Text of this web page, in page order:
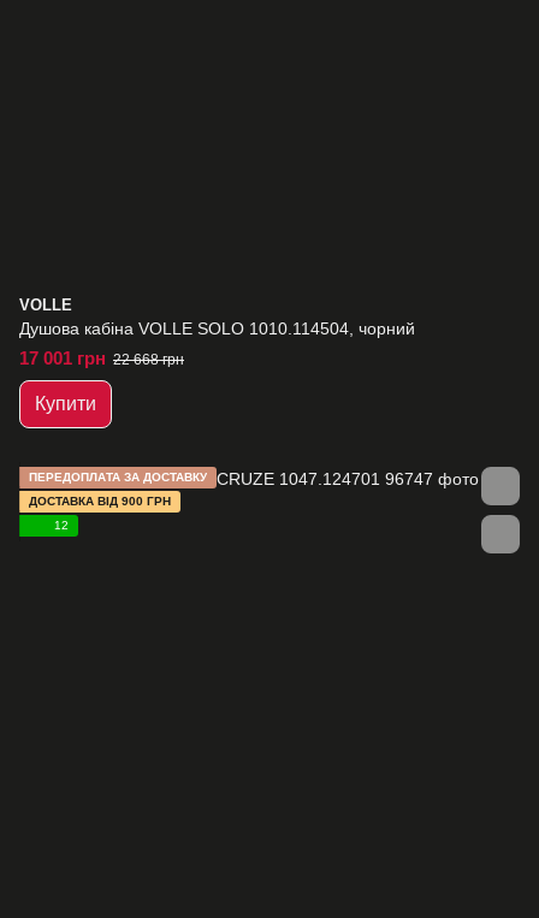
VOLLE
Душова кабіна VOLLE SOLO 1010.114504, чорний
17 001 грн 22 668 грн
Купити
ПЕРЕДОПЛАТА ЗА ДОСТАВКУ
ДОСТАВКА ВІД 900 ГРН
12